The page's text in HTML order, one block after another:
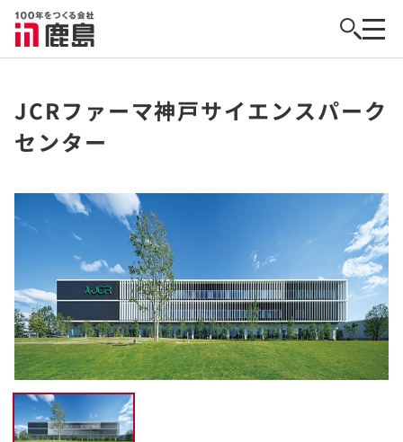
JCRファーマ神戸サイエンスパーク
センター